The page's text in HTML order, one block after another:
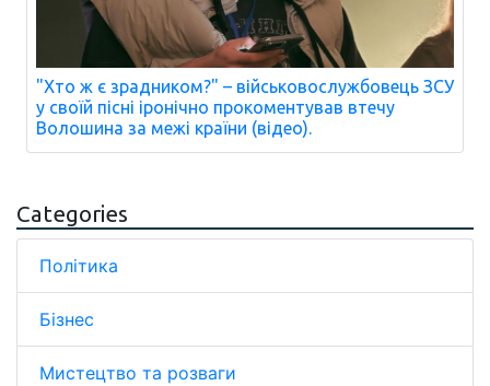
"Хто ж є зрадником?" – військовослужбовець ЗСУ
у своїй пісні іронічно прокоментував втечу
Волошина за межі країни (відео).
Categories
Політика
Бізнес
Мистецтво та розваги